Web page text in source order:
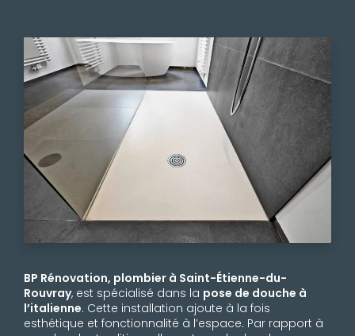
BP Rénovation, plombier à Saint-Étienne-du-
Rouvray, est spécialisé dans la pose de douche à
l’italienne. Cette installation ajoute à la fois
esthétique et fonctionnalité à l’espace. Par rapport à